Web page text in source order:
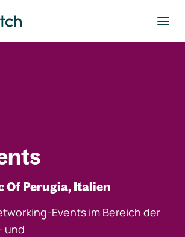
Of Perugia, Italien
Events im Bereich der
und